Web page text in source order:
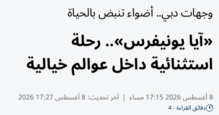
وجهات دبي.. أضواء تنبض بالحياة
«آيا يونيفرس».. رحلة
استثنائية داخل عوالم خيالية
8 أغسطس 2026 17:15 مساء | آخر تحديث:8 أغسطس 17:27 2026
دقائق القراءة - 4